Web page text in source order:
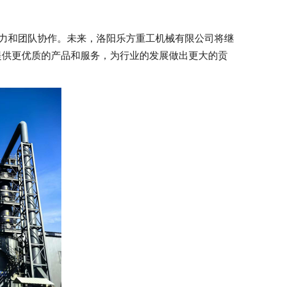
和团队协作。未来，洛阳乐方重工机械有限公司将继
更优质的产品和服务，为行业的发展做出更大的贡